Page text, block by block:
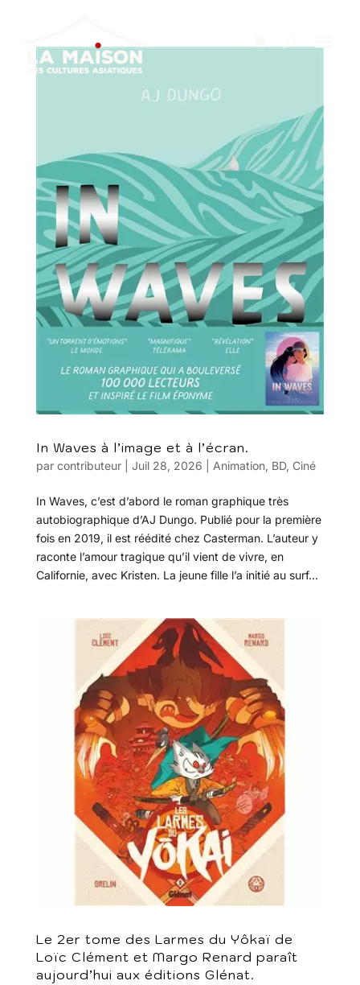
In Waves à l’image et à l’écran.
par contributeur| Juil 28, 2026 Animation, BD, Ciné
In Waves, c’est d’abord le roman graphique très
autobiographique d’AJ Dungo. Publié pour la première
fois en 2019, il est réédité chez Casterman. L’auteur y
raconte l’amour tragique qu’il vient de vivre, en
Californie, avec Kristen. La jeune fille l’a initié au surf...
Le 2er tome des Larmes du Yôkaï de
Loïc Clément et Margo Renard paraît
aujourd’hui aux éditions Glénat.